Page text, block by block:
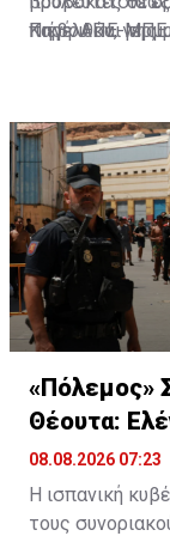
παρελθόν,
Κιέβου και της
Πηγή: ΑΠΕ-ΜΠΕ
«Πόλεμος»
Θέουτα:
σύνορα
08.08.2026 07:23
Η ισπανική
τους